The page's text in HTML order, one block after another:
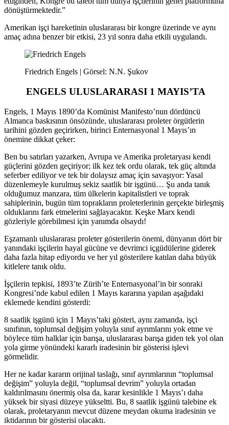
dönüştürmektedir.”
Amerikan işçi hareketinin uluslararası bir kongre üzerinde ve aynı
amaç adına benzer bir etkisi, 23 yıl sonra daha etkili uygulandı.
Friedrich Engels | Görsel: N.N. Şukov
ENGELS ULUSLARARASI 1 MAYIS’TA
Engels, 1 Mayıs 1890’da Komünist Manifesto’nun dördüncü
Almanca baskısının önsözünde, uluslararası proleter örgütlerin
tarihini gözden geçirirken, birinci Enternasyonal 1 Mayıs’ın
önemine dikkat çeker:
Ben bu satırları yazarken, Avrupa ve Amerika proletaryası kendi
güçlerini gözden geçiriyor; ilk kez tek ordu olarak, tek güç altında
seferber ediliyor ve tek bir dolaysız amaç için savaşıyor: Yasal
düzenlemeyle kurulmuş sekiz saatlik bir işgünü… Şu anda tanık
olduğumuz manzara, tüm ülkelerin kapitalistleri ve toprak
sahiplerinin, bugün tüm toprakların proleterlerinin gerçekte birleşmiş
olduklarını fark etmelerini sağlayacaktır. Keşke Marx kendi
gözleriyle görebilmesi için yanımda olsaydı!
Eşzamanlı uluslararası proleter gösterilerin önemi, dünyanın dört bir
yanındaki işçilerin hayal gücüne ve devrimci içgüdülerine giderek
daha fazla hitap ediyordu ve her yıl gösterilere katılan daha büyük
kitlelere tanık oldu.
İşçilerin tepkisi, 1893’te Zürih’te Enternasyonal’in bir sonraki
Kongresi’nde kabul edilen 1 Mayıs kararına yapılan aşağıdaki
eklemede kendini gösterdi:
8 saatlik işgünü için 1 Mayıs’taki gösteri, aynı zamanda, işçi
sınıfının, toplumsal değişim yoluyla sınıf ayrımlarını yok etme ve
böylece tüm halklar için barışa, uluslararası barışa giden tek yol olan
yola girme yönündeki kararlı iradesinin bir gösterisi işlevi
görmelidir.
Her ne kadar kararın orijinal taslağı, sınıf ayrımlarının “toplumsal
değişim” yoluyla değil, “toplumsal devrim” yoluyla ortadan
kaldırılmasını önermiş olsa da, karar kesinlikle 1 Mayıs’ı daha
yüksek bir siyasi düzeye yükseltti. Bu, 8 saatlik işgünü talebine ek
olarak, proletaryanın mevcut düzene meydan okuma iradesinin ve
iktidarının bir gösterisi olacaktı.